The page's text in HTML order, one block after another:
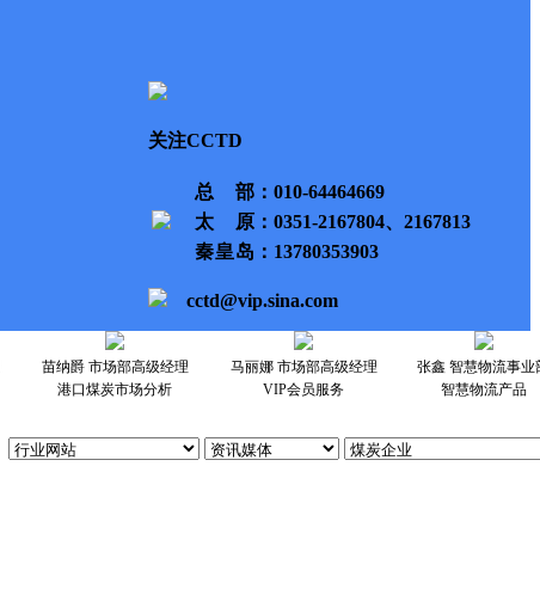
关注CCTD
总部 ：010-64464669
太原 ：0351-2167804、2167813
秦皇岛 ：13780353903
cctd@vip.sina.com
苗纳爵 市场部高级经理
港口煤炭市场分析
马丽娜 市场部高级经理
VIP会员服务
张鑫 智慧物流事业
智慧物流产品